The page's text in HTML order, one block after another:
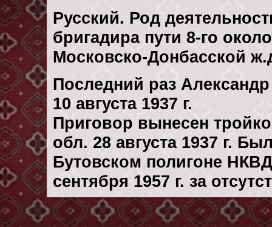
Русский. Род
бригадира пути 8-го
Московско-Донбасской
Последний раз
10 августа 1937 г.
Приговор вынесен
обл. 28 августа 1937 г.
Бутовском полигоне
сентября 1957 г. за